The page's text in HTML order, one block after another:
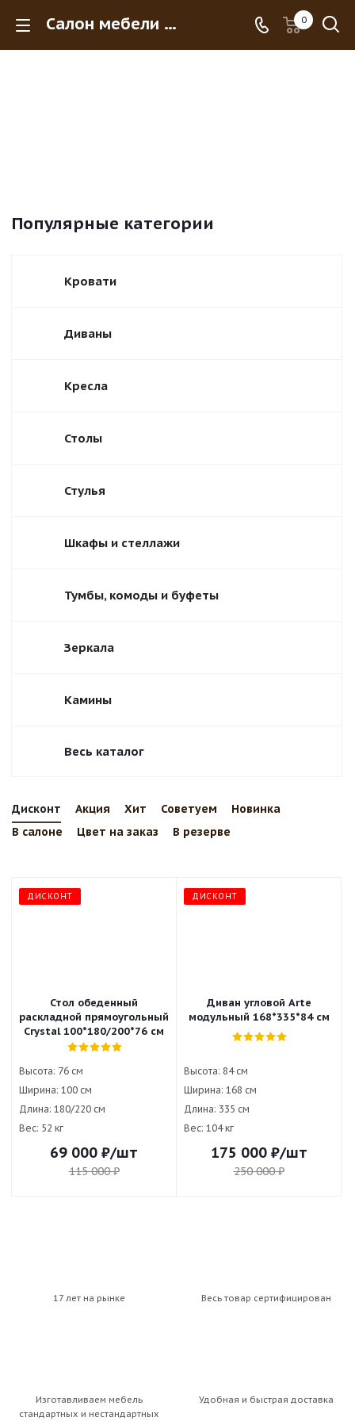
Салон мебели МебельКлаб+ 0
Популярные категории
Кровати
Диваны
Кресла
Столы
Стулья
Шкафы и стеллажи
Тумбы, комоды и буфеты
Зеркала
Камины
Весь каталог
Дисконт Акция Хит Советуем
Новинка
В салоне
Цвет на заказ В резерве
ДИСКОНТ
Стол обеденный
раскладной прямоугольный
Crystal 100*180/200*76 см
Высота: 76 см
Ширина: 100 см
Длина: 180/220 см
Вес: 52 кг
69 000 ₽/шт
115 000₽
ДИСКОНТ
Диван угловой Arte
модульный 168*335*84 см
Высота: 84 см
Ширина: 168 см
Длина: 335 см
Вес: 104 кг
175 000₽/шт
250 000₽
17 лет на рынке Весь товар сертифицирован
Изготавливаем мебель
стандартных и нестандартных
Удобная и быстрая доставка